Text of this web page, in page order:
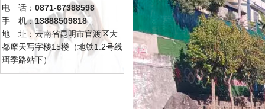
电 话： 0871-67388598
手 机：13888509818
地 址：云南省昆明市官渡区大
都摩天写字楼15楼（地铁1.2号线
珥季路站下）